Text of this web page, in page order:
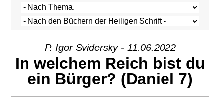
Р. Igor Svidersky - 11.06.2022
In welchem Reich bist du
ein Bürger? (Daniel 7)